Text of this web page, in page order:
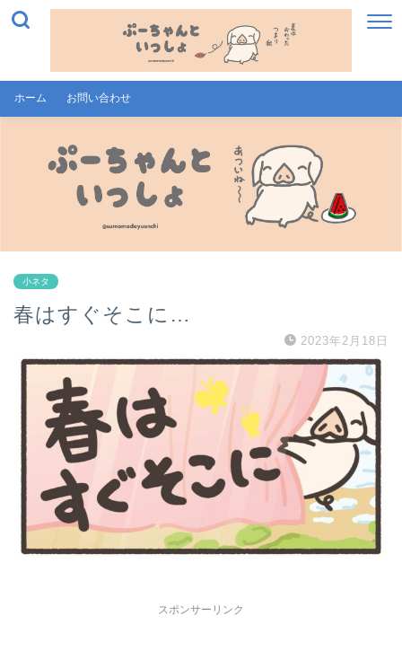
ホーム お問い合わせ
小ネタ
春はすぐそこに…
2023年2月18日
スポンサーリンク